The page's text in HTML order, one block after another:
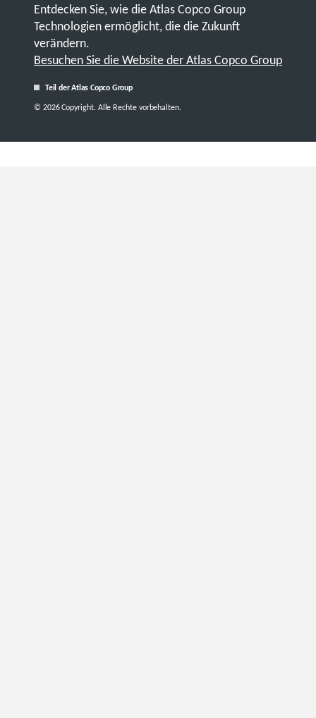
Entdecken Sie, wie die Atlas Copco Group
Technologien ermöglicht, die die Zukunft
verändern.
Besuchen Sie die Website der Atlas Copco Group
Teil der Atlas Copco Group
© 2026 Copyright. Alle Rechte vorbehalten.